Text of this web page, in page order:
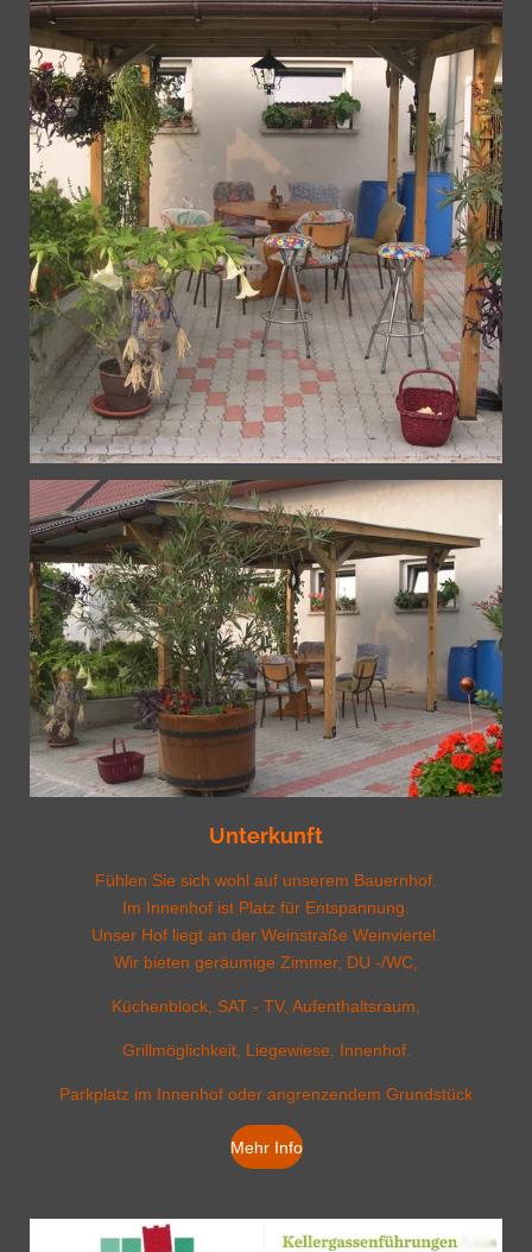
Unterkunft
Fühlen Sie sich wohl auf unserem Bauernhof.
Im Innenhof ist Platz für Entspannung.
Unser Hof liegt an der Weinstraße Weinviertel.
Wir bieten geräumige Zimmer, DU -/WC,
Küchenblock, SAT - TV, Aufenthaltsraum,
Grillmöglichkeit, Liegewiese, Innenhof.
Parkplatz im Innenhof oder angrenzendem Grundstück
Mehr Info